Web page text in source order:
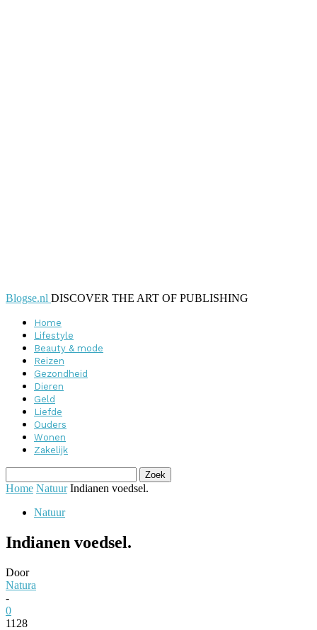
Blogse.nl DISCOVER THE ART OF PUBLISHING
Home
Lifestyle
Beauty & mode
Reizen
Gezondheid
Dieren
Geld
Liefde
Ouders
Wonen
Zakelijk
Home Natuur Indianen voedsel.
Natuur
Indianen voedsel.
Door
Natura
-
0
1128